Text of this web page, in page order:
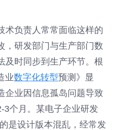
术负责人常常面临这样的
，研发部门与生产部门数
及时同步到生产环节。根
业数字化转型预测》显
企业因信息孤岛问题导致
3个月。某电子企业研发
是设计版本混乱，经常发